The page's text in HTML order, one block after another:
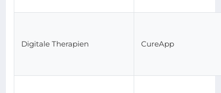
Digitale Therapien CureApp